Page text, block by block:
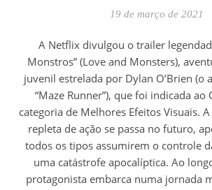
19 de março de 2021
A Netflix divulgou o trailer legendado de “Amor e
Monstros” (Love and Monsters),
juvenil estrelada por Dylan O’Brien (o
“Maze Runner”), que foi indicada ao
categoria de Melhores Efeitos Visuais.
repleta de ação se passa no futuro,
todos os tipos assumirem o controle
uma catástrofe apocalíptica. Ao
protagonista embarca numa jornada